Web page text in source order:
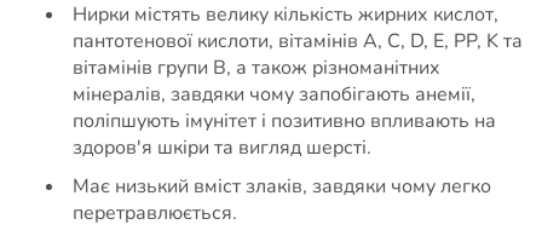
Нирки містять велику кількість жирних кислот,
пантотенової кислоти, вітамінів А, С, D, E, PP, K та
вітамінів групи В, а також різноманітних
мінералів, завдяки чому запобігають анемії,
поліпшують імунітет і позитивно впливають на
здоров'я шкіри та вигляд шерсті.
Має низький вміст злаків, завдяки чому легко
перетравлюється.